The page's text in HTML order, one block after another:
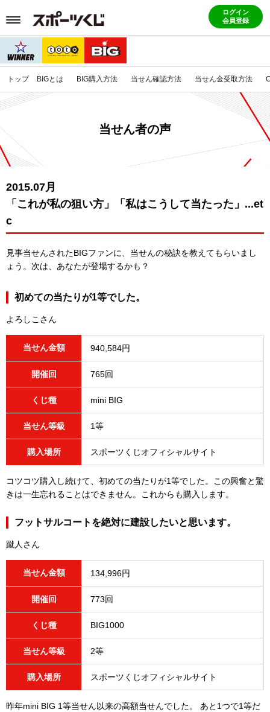
ログイン
会員登録
トップ BIGとは BIG購入方法 当せん確認方法 当せん金受取方法
当せん者の声
2015.07月
「これが私の狙い方」「私はこうして当たった」...et
c
見事当せんされたBIGファンに、当せんの秘訣を教えてもらいまし
ょう。 次は、あなたが登場するかも？
初めての当たりが1等でした。
よろしこさん
当せん金額 940,584円
開催回 765回
くじ種 mini BIG
当せん等級 1等
購入場所 スポーツくじオフィシャルサイト
コツコツ購入し続けて、初めての当たりが1等でした。この興奮と驚
きは一生忘れることはできません。これからも購入します。
フットサルコートを絶対に建設したいと思います。
蹴人さん
当せん金額 134,996円
開催回 773回
くじ種 BIG1000
当せん等級 2等
購入場所 スポーツくじオフィシャルサイト
昨年mini BIG 1等当せん以来の高額当せんでした。 あと1つで1等だ